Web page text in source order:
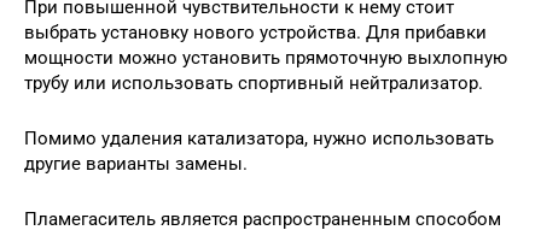
При повышенной чувствительности к нему стоит
выбрать установку нового устройства. Для прибавки
мощности можно установить прямоточную выхлопную
трубу или использовать спортивный нейтрализатор.
Помимо удаления катализатора, нужно использовать
другие варианты замены.
Пламегаситель является распространенным способом